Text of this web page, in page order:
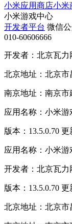
小米应用商店小米
小米游戏中心
开发者平台 微信
010-60606666
开发者：北京瓦力
北京地址：北京市
南京地址：南京市
应用名称：小米游
版本：13.5.0.70
应用名称：小米游
开发者：北京瓦力
版本：13.5.0.70
北京地址：北京市